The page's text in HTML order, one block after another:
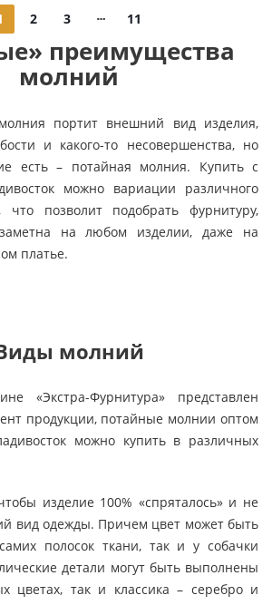
2 3 11
преимущества
молний
портит внешний вид изделия,
и какого-то несовершенства, но
есть – потайная молния. Купить с
можно вариации различного
позволит подобрать фурнитуру,
на любом изделии, даже на
платье.
молний
«Экстра-Фурнитура» представлен
продукции, потайные молнии оптом
можно купить в различных
изделие 100% «спряталось» и не
вид одежды. Причем цвет может быть
полосок ткани, так и у собачки
детали могут быть выполнены
цветах, так и классика – серебро и